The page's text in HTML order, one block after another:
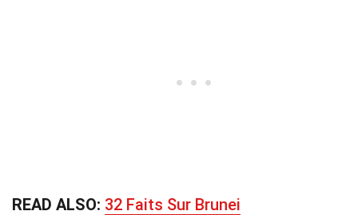
READ ALSO: 32 Faits Sur Brunei